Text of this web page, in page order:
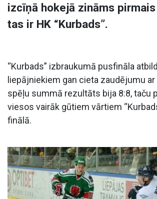
izcīņā hokejā zināms
tas ir HK “Kurbads”.
“Kurbads” izbraukumā pusfināla
liepājniekiem gan cieta zaudējumu ar
spēļu summā rezultāts bija 8:8, taču
viesos vairāk gūtiem vārtiem
finālā.